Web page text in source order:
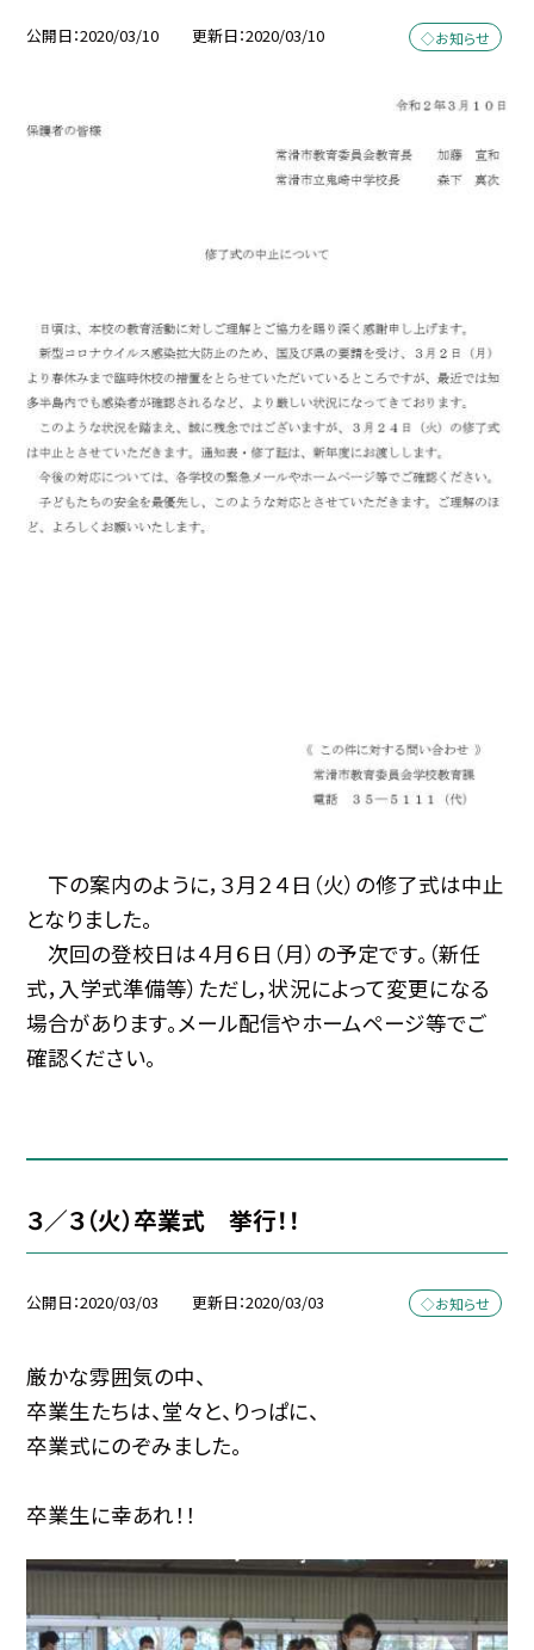
公開日 2020/03/10 更新日 2020/03/10 ◇お知らせ
下の案内のように，３月２４日（火）の修了式は中止
となりました。
次回の登校日は４月６日（月）の予定です。（新任
式，入学式準備等）ただし，状況によって変更になる
場合があります。メール配信やホームページ等でご
確認ください。
３／３（火）卒業式 挙行！！
公開日 2020/03/03 更新日 2020/03/03 ◇お知らせ
厳かな雰囲気の中、
卒業生たちは、堂々と、りっぱに、
卒業式にのぞみました。
卒業生に幸あれ！！